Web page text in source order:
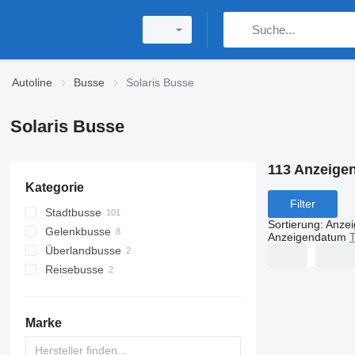
Autoline Busse Solaris Busse
Solaris Busse
Kategorie
Stadtbusse
Gelenkbusse
Überlandbusse
Reisebusse
Marke
113
Filter
Sortierung:
Anzeigendatum